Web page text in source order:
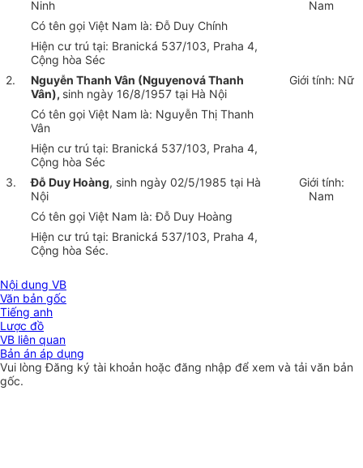
Ninh
Có tên gọi Việt Nam là: Đỗ Duy Chính
Hiện cư trú tại: Branická 537/103, Praha 4,
Cộng hòa Séc
Nam
2.
Nguyễn Thanh Vân (Nguyenová Thanh
Vân), sinh ngày 16/8/1957 tại Hà Nội
Có tên gọi Việt Nam là: Nguyễn Thị Thanh
Vân
Hiện cư trú tại: Branická 537/103, Praha 4,
Cộng hòa Séc
Giới tính: Nữ
3. Đỗ Duy Hoàng, sinh ngày 02/5/1985 tại Hà
Nội
Có tên gọi Việt Nam là: Đỗ Duy Hoàng
Hiện cư trú tại: Branická 537/103, Praha 4,
Cộng hòa Séc.
Giới tính:
Nam
Nội dung VB
Văn bản gốc
Tiếng anh
Lược đồ
VB liên quan
Bản án áp dụng
Vui lòngĐăng ký tài khoản hoặc đăng nhập để xem và tải văn bản
gốc.